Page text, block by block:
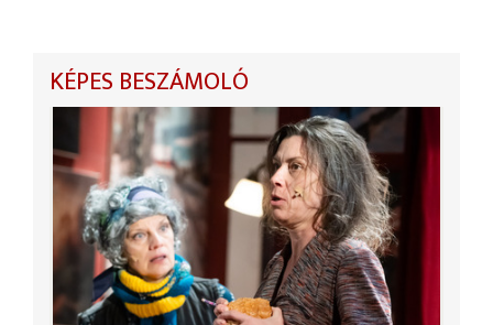
KÉPES BESZÁMOLÓ